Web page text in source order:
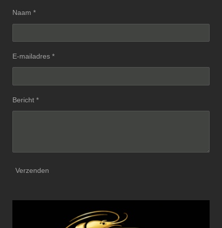
Naam *
E-mailadres *
Bericht *
Verzenden